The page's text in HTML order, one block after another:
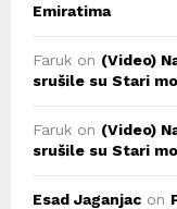
Emiratima
Faruk on (Video)
srušile su Stari
Faruk on (Video)
srušile su Stari
Esad Jaganjac on